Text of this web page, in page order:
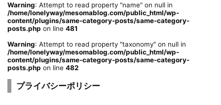
Warning: Attempt to read property "name" on null in
/home/lonelyway/mesomablog.com/public_html/wp-
content/plugins/same-category-posts/same-category-
posts.php on line 481
Warning: Attempt to read property "taxonomy" on null in
/home/lonelyway/mesomablog.com/public_html/wp-
content/plugins/same-category-posts/same-category-
posts.php on line 482
プライバシーポリシー